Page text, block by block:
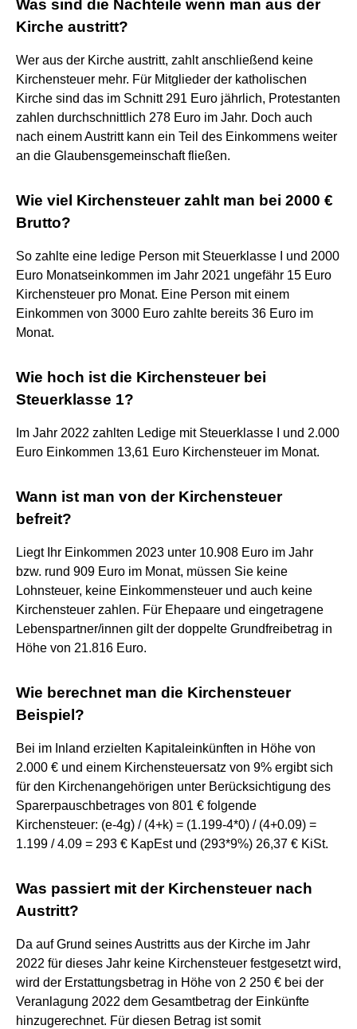
Was sind die Nachteile wenn man aus der
Kirche austritt?
Wer aus der Kirche austritt, zahlt anschließend keine
Kirchensteuer mehr. Für Mitglieder der katholischen
Kirche sind das im Schnitt 291 Euro jährlich, Protestanten
zahlen durchschnittlich 278 Euro im Jahr. Doch auch
nach einem Austritt kann ein Teil des Einkommens weiter
an die Glaubensgemeinschaft fließen.
Wie viel Kirchensteuer zahlt man bei 2000 €
Brutto?
So zahlte eine ledige Person mit Steuerklasse I und 2000
Euro Monatseinkommen im Jahr 2021 ungefähr 15 Euro
Kirchensteuer pro Monat. Eine Person mit einem
Einkommen von 3000 Euro zahlte bereits 36 Euro im
Monat.
Wie hoch ist die Kirchensteuer bei
Steuerklasse 1?
Im Jahr 2022 zahlten Ledige mit Steuerklasse I und 2.000
Euro Einkommen 13,61 Euro Kirchensteuer im Monat.
Wann ist man von der Kirchensteuer
befreit?
Liegt Ihr Einkommen 2023 unter 10.908 Euro im Jahr
bzw. rund 909 Euro im Monat, müssen Sie keine
Lohnsteuer, keine Einkommensteuer und auch keine
Kirchensteuer zahlen. Für Ehepaare und eingetragene
Lebenspartner/innen gilt der doppelte Grundfreibetrag in
Höhe von 21.816 Euro.
Wie berechnet man die Kirchensteuer
Beispiel?
Bei im Inland erzielten Kapitaleinkünften in Höhe von
2.000 € und einem Kirchensteuersatz von 9% ergibt sich
für den Kirchenangehörigen unter Berücksichtigung des
Sparerpauschbetrages von 801 € folgende
Kirchensteuer: (e-4g) / (4+k) = (1.199-4*0) / (4+0.09) =
1.199 / 4.09 = 293 € KapEst und (293*9%) 26,37 € KiSt.
Was passiert mit der Kirchensteuer nach
Austritt?
Da auf Grund seines Austritts aus der Kirche im Jahr
2022 für dieses Jahr keine Kirchensteuer festgesetzt wird,
wird der Erstattungsbetrag in Höhe von 2 250 € bei der
Veranlagung 2022 dem Gesamtbetrag der Einkünfte
hinzugerechnet. Für diesen Betrag ist somit